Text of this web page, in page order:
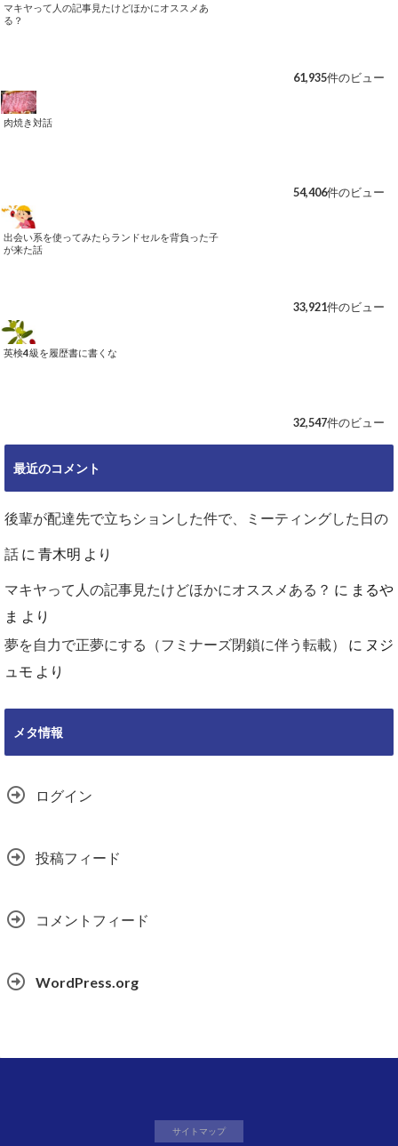
マキヤって人の記事見たけどほかにオススメあ
る？
61,935件のビュー
肉焼き対話
54,406件のビュー
出会い系を使ってみたらランドセルを背負った子
が来た話
33,921件のビュー
英検4級を履歴書に書くな
32,547件のビュー
最近のコメント
後輩が配達先で立ちションした件で、ミーティングした日の
話 に 青木明 より
マキヤって人の記事見たけどほかにオススメある？ に まるや
ま より
夢を自力で正夢にする（フミナーズ閉鎖に伴う転載）
に ヌジ
ュモ より
メタ情報
ログイン
投稿フィード
コメントフィード
WordPress.org
サイトマップ